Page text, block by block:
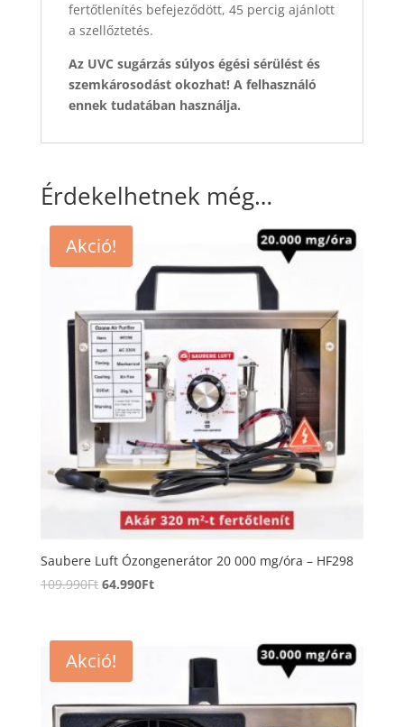
fertőtlenítés befejeződött, 45 percig ajánlott
a szellőztetés.
Az UVC sugárzás súlyos égési sérülést és
szemkárosodást okozhat! A felhasználó
ennek tudatában használja.
Érdekelhetnek még…
Akció!
Saubere Luft Ózongenerátor 20 000 mg/óra – HF298
109.990Ft Original
109.990Ft.
64.990FtCurrent
Akció!